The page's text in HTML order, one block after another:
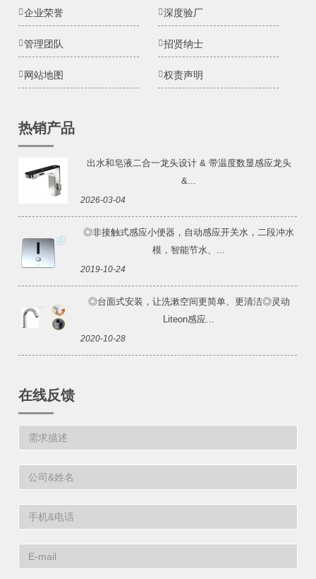
企业荣誉 深度验厂
管理团队 招贤纳士
网站地图 权责声明
热销产品
出水和皂液二合一龙头设计 & 带温度数显感应龙头
&...
2026-03-04
◎非接触式感应小便器，自动感应开关水，二段冲水
模，智能节水、...
2019-10-24
◎台面式安装，让洗漱空间更简单、更清洁◎灵动
Liteon感应...
2020-10-28
在线反馈